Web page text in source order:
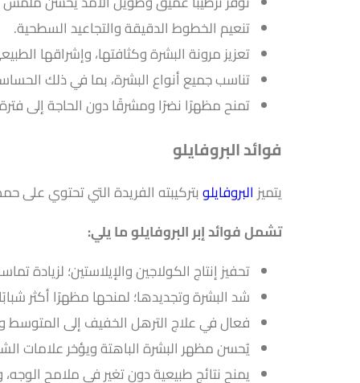
تنعيم الخطوط الدقيقة والتجاعيد السطحية.
تعزيز مرونة البشرة وكثافتها، وإشراقها
تناسب جميع أنواع البشرة، بما في ذلك
تمنح مظهرًا نضرًا ومشرقًا دون الحاجة إلى
فوائد البروفايلو
يتميزالبروفايلوبتركيبته الفريدة التي تحتوي على
تشمل فوائد إبر البروفايلو ما يلي:
تحفيز إنتاج الكولاجين والإيلاستين؛ لزيادة
شد البشرة وتجديدها؛ لمنحها مظهرًا أكثر
فعال في علاج الترهل الخفيف إلى المتوسط
يُحسن مظهر البشرة الباهتة ويؤخر علامات
يمنح نتائج طبيعية دون تغير في ملامح